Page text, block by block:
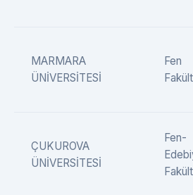
MARMARA
ÜNİVERSİTESİ
Fen
ÇUKUROVA
ÜNİVERSİTESİ
Fen-